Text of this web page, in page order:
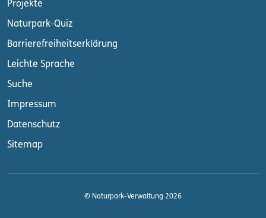
Projekte
Naturpark-Quiz
Barrierefreiheitserklärung
Leichte Sprache
Suche
Impressum
Datenschutz
Sitemap
© Naturpark-Verwaltung 2026